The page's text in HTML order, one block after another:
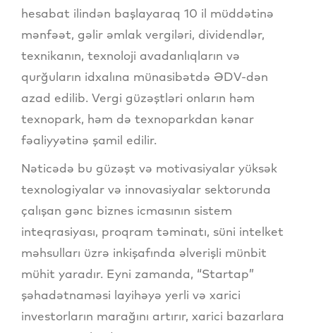
hesabat ilindən başlayaraq 10 il müddətinə
mənfəət, gəlir əmlak vergiləri, dividendlər,
texnikanın, texnoloji avadanlıqların və
qurğuların idxalına münasibətdə ƏDV-dən
azad edilib. Vergi güzəştləri onların həm
texnopark, həm də texnoparkdan kənar
fəaliyyətinə şamil edilir.
Nəticədə bu güzəşt və motivasiyalar yüksək
texnologiyalar və innovasiyalar sektorunda
çalışan gənc biznes icmasının sistem
inteqrasiyası, proqram təminatı, süni intelket
məhsulları üzrə inkişafında əlverişli münbit
mühit yaradır. Eyni zamanda, “Startap”
şəhadətnaməsi layihəyə yerli və xarici
investorların marağını artırır, xarici bazarlara